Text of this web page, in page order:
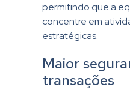
permitindo que a
concentre em
estratégicas.
Maior
transações